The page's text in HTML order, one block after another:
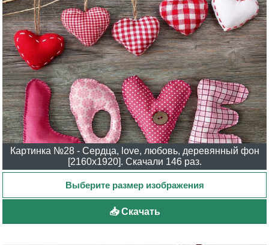
Картинка №28 - Сердца, love, любовь, деревянный фон
[2160x1920]. Скачали 146 раз.
📥 Скачать